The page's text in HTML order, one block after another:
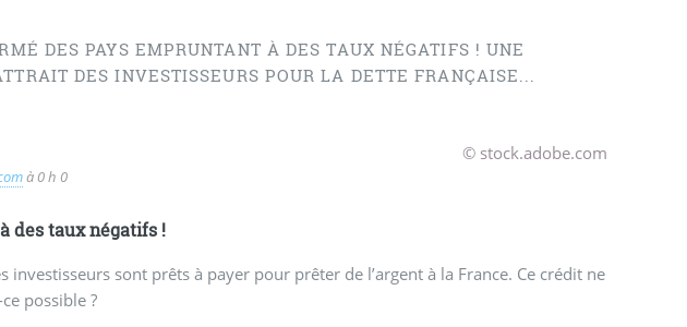
DES PAYS EMPRUNTANT À DES TAUX NÉGATIFS ! UNE
DES INVESTISSEURS POUR LA DETTE FRANÇAISE...
© stock.adobe.com
à 0 h 0
des taux négatifs !
sont prêts à payer pour prêter de l’argent à la France. Ce crédit ne
possible ?